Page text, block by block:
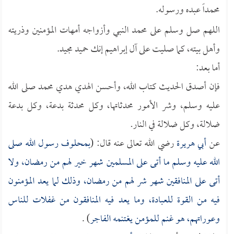
محمداً عبده ورسوله.
اللهم صل وسلم على محمد النبي وأزواجه أمهات المؤمنين وذريته
وأهل بيته، كما صليت على آل إبراهيم إنك حميد مجيد.
أما بعد:
فإن أصدق الحديث كتاب الله، وأحسن الهدي هدي محمد صلى الله
عليه وسلم، وشر الأمور محدثاتها، وكل محدثة بدعة، وكل بدعة
ضلالة، وكل ضلالة في النار.
عنأبي هريرةرضي الله تعالى عنه قال: (بمحلوف رسول الله صلى
الله عليه وسلم ما أتى على المسلمين شهر خير لهم من رمضان، ولا
أتى على المنافقين شهر شر لهم من رمضان، وذلك لما يعد المؤمنون
فيه من القوة للعبادة، وما يعد فيه المنافقون من غفلات للناس
وعوراتهم، هو غنم للمؤمن يغتنمه الفاجر) .